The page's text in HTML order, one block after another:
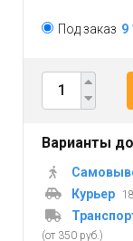
Под заказ 9
Варианты
Курьер
(от 350 руб.)